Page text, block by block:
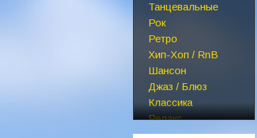
Танцевальные
Рок
Ретро
Хип-Хоп / RnB
Шансон
Джаз / Блюз
Классика
Релакс
Детские